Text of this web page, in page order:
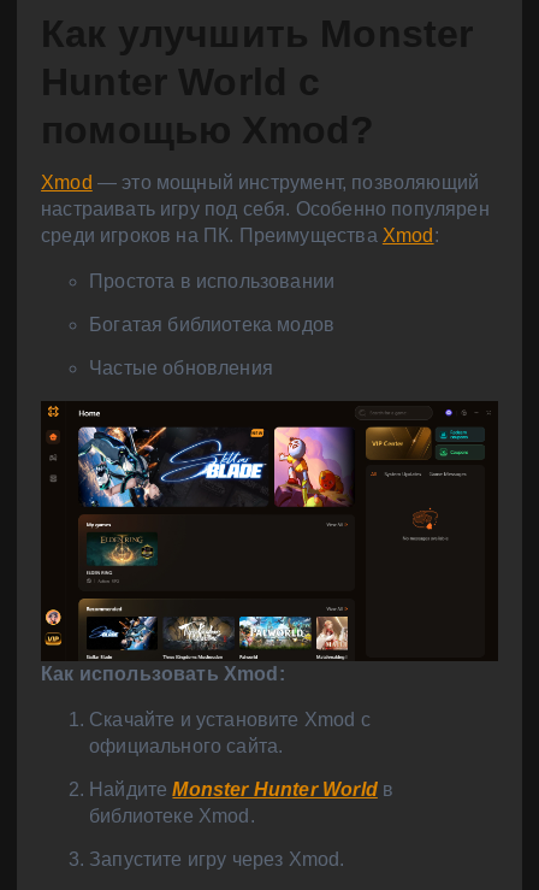
Как улучшить Monster
Hunter World с
помощью Xmod?
Xmod — это мощный инструмент, позволяющий
настраивать игру под себя. Особенно популярен
среди игроков на ПК. Преимущества Xmod :
Простота в использовании
Богатая библиотека модов
Частые обновления
Как использовать Xmod:
Скачайте и установите Xmod с
официального сайта.
НайдитеMonster Hunter Worldв
библиотеке Xmod.
Запустите игру через Xmod.